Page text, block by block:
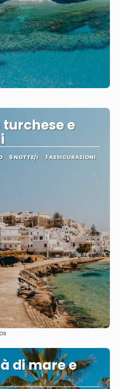
e
6 NOTTE/I 1 ASSICURAZIONI
di mare e